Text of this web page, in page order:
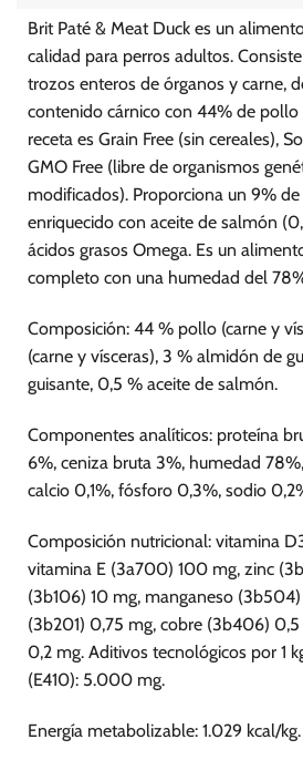
Brit Paté & Meat Duck es un
calidad para perros adultos.
trozos enteros de órganos y carne,
contenido cárnico con 44% de pollo
receta es Grain Free (sin cereales),
GMO Free (libre de organismos
modificados). Proporciona un 9%
enriquecido con aceite de salmón
ácidos grasos Omega. Es un
completo con una humedad del
Composición: 44 % pollo (carne y
(carne y vísceras), 3 % almidón de
guisante, 0,5 % aceite de salmón.
Componentes analíticos: proteína
6%, ceniza bruta 3%, humedad
calcio 0,1%, fósforo 0,3%, sodio
Composición nutricional: vitamina
vitamina E (3a700) 100 mg, zinc
(3b106) 10 mg, manganeso
(3b201) 0,75 mg, cobre (3b406)
0,2 mg. Aditivos tecnológicos por 1
(E410): 5.000 mg.
Energía metabolizable: 1.029 kcal/kg.